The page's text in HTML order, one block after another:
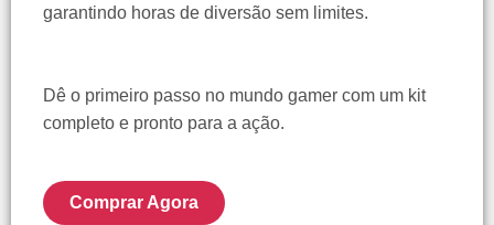
garantindo horas de diversão sem limites.
Dê o primeiro passo no mundo gamer com um kit
completo e pronto para a ação.
Comprar Agora